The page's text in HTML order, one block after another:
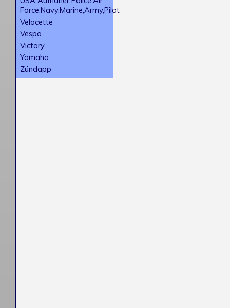
Force,Navy,Marine,Army,Pilot
Velocette
Vespa
Victory
Yamaha
Zündapp